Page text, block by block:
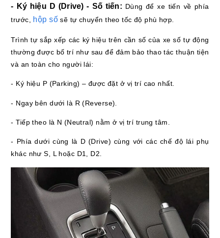
- Ký hiệu D (Drive) - Số tiến: Dùng để xe tiến về phía
trước, hộp số sẽ tự chuyển theo tốc độ phù hợp.
Trình tự sắp xếp các ký hiệu trên cần số của xe số tự động
thường được bố trí như sau để đảm bảo thao tác thuận tiện
và an toàn cho người lái:
- Ký hiệu P (Parking) – được đặt ở vị trí cao nhất.
- Ngay bên dưới là R (Reverse).
- Tiếp theo là N (Neutral) nằm ở vị trí trung tâm.
- Phía dưới cùng là D (Drive) cùng với các chế độ lái phụ
khác như S, L hoặc D1, D2.